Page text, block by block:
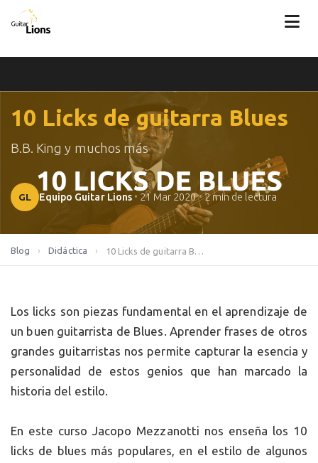
10 Licks de guitarra Blues
B.B. King y muchos más
GL Equipo Guitar Lions • 21 Mar 2020•2 min de lectura
Blog › Didáctica › 10 Licks de guitarra Blues
Los licks son piezas fundamental en el aprendizaje de
un buen guitarrista de Blues. Aprender frases de otros
grandes guitarristas nos permite capturar la esencia y
personalidad de estos genios que han marcado la
historia del estilo.
En este curso Jacopo Mezzanotti nos enseña los 10
licks de blues más populares, en el estilo de algunos